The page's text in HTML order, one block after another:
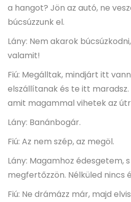
a hangot? Jön az autó, ne
búcsúzzunk el.
Lány: Nem akarok
valamit!
Fiú: Megálltak, mindjárt itt
elszállítanak és te itt
amit magammal vihetek az
Lány: Banánbogár.
Fiú: Az nem szép, az megöl.
Lány: Magamhoz édesgetem,
megfertőzzön. Nélküled nincs
Fiú: Ne drámázz már, majd